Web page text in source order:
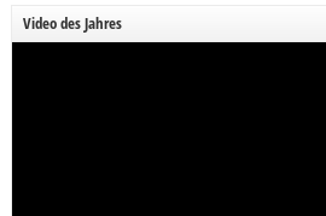
Video des Jahres